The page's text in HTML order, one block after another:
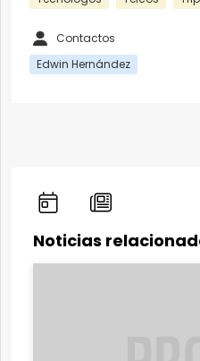
Contactos
Edwin Hernández
Noticias